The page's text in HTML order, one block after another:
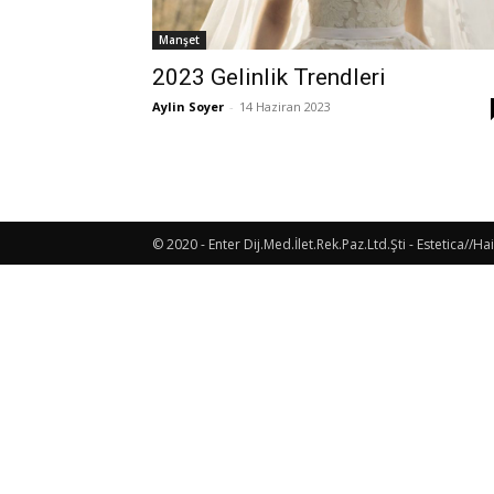
Manşet
2023 Gelinlik Trendleri
Aylin Soyer - 14 Haziran 2023
© 2020 - Enter Dij.Med.İlet.Rek.Paz.Ltd.Şti - Estetica//